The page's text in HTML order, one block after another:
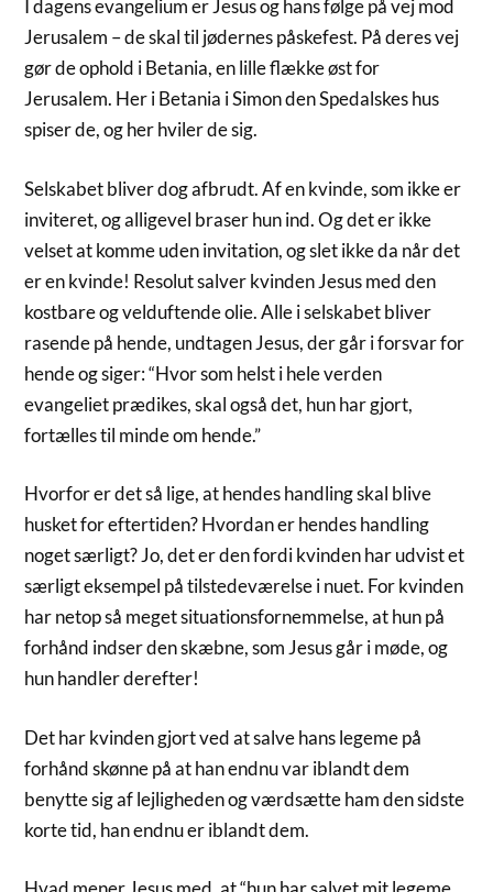
I dagens evangelium er Jesus og hans følge på vej mod
Jerusalem – de skal til jødernes påskefest. På deres vej
gør de ophold i Betania, en lille flække øst for
Jerusalem. Her i Betania i Simon den Spedalskes hus
spiser de, og her hviler de sig.
Selskabet bliver dog afbrudt. Af en kvinde, som ikke er
inviteret, og alligevel braser hun ind. Og det er ikke
velset at komme uden invitation, og slet ikke da når det
er en kvinde! Resolut salver kvinden Jesus med den
kostbare og velduftende olie. Alle i selskabet bliver
rasende på hende, undtagen Jesus, der går i forsvar for
hende og siger: “Hvor som helst i hele verden
evangeliet prædikes, skal også det, hun har gjort,
fortælles til minde om hende.”
Hvorfor er det så lige, at hendes handling skal blive
husket for eftertiden? Hvordan er hendes handling
noget særligt? Jo, det er den fordi kvinden har udvist et
særligt eksempel på tilstedeværelse i nuet. For kvinden
har netop så meget situationsfornemmelse, at hun på
forhånd indser den skæbne, som Jesus går i møde, og
hun handler derefter!
Det har kvinden gjort ved at salve hans legeme på
forhånd skønne på at han endnu var iblandt dem
benytte sig af lejligheden og værdsætte ham den sidste
korte tid, han endnu er iblandt dem.